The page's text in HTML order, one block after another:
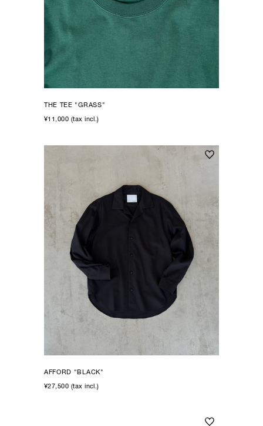
THE TEE "GRASS"
¥11,000 (tax incl.)
AFFORD "BLACK"
¥27,500 (tax incl.)